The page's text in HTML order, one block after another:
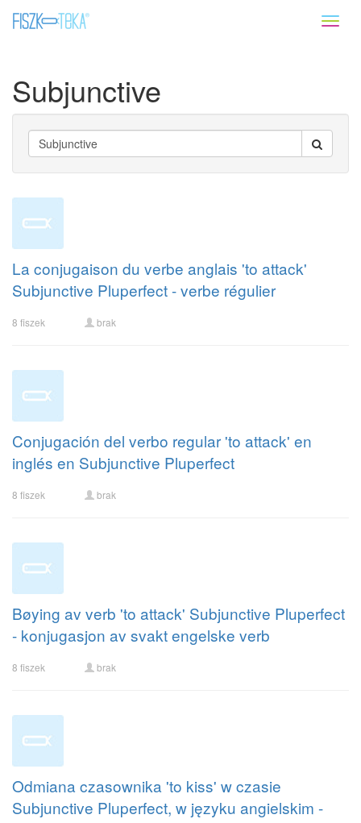
Subjunctive
La conjugaison du verbe anglais 'to attack'
Subjunctive Pluperfect - verbe régulier
8 fiszek brak
Conjugación del verbo regular 'to attack' en
inglés en Subjunctive Pluperfect
8 fiszek brak
Bøying av verb 'to attack' Subjunctive Pluperfect
- konjugasjon av svakt engelske verb
8 fiszek brak
Odmiana czasownika 'to kiss' w czasie
Subjunctive Pluperfect, w języku angielskim -